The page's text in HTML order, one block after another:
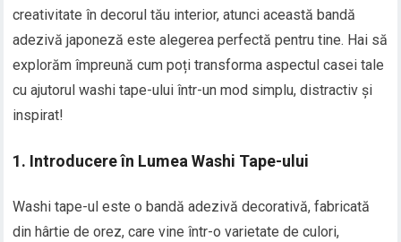
creativitate în decorul tău interior, atunci această bandă
adezivă japoneză este alegerea perfectă pentru tine. Hai să
explorăm împreună cum poți transforma aspectul casei tale
cu ajutorul washi tape-ului într-un mod simplu, distractiv și
inspirat!
1. Introducere în Lumea Washi Tape-ului
Washi tape-ul este o bandă adezivă decorativă, fabricată
din hârtie de orez, care vine într-o varietate de culori,